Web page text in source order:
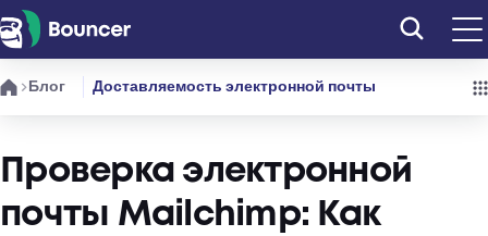
Перейти
к
содержимому
Блог Доставляемость электронной почты
Проверка электронной
почты Mailchimp: Как